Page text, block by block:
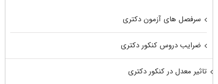
سرفصل های آزمون دکتری
ضرایب دروس کنکور دکتری
تاثیر معدل در کنکور دکتری